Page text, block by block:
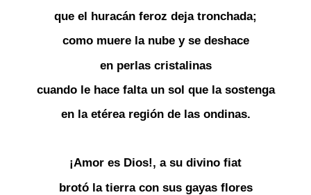
que el huracán feroz deja tronchada;
como muere la nube y se deshace
en perlas cristalinas
cuando le hace falta un sol que la sostenga
en la etérea región de las ondinas.
¡Amor es Dios!, a su divino fiat
brotó la tierra con sus gayas flores